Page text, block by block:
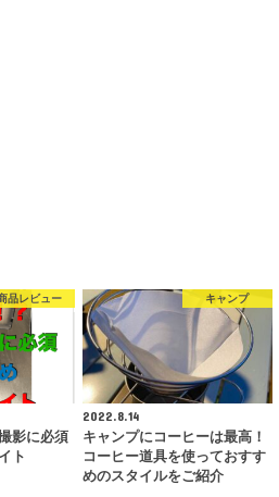
品レビュー
影に必須
ト
キャンプ
2022.8.14
キャンプにコーヒーは最高！
コーヒー道具を使っておすす
めのスタイルをご紹介